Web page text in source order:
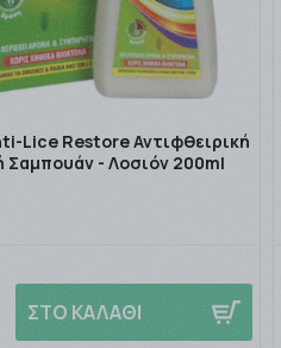
Lice Restore Αντιφθειρική
Σαμπουάν - Λοσιόν 200ml
ΣΤΟ ΚΑΛΑΘΙ